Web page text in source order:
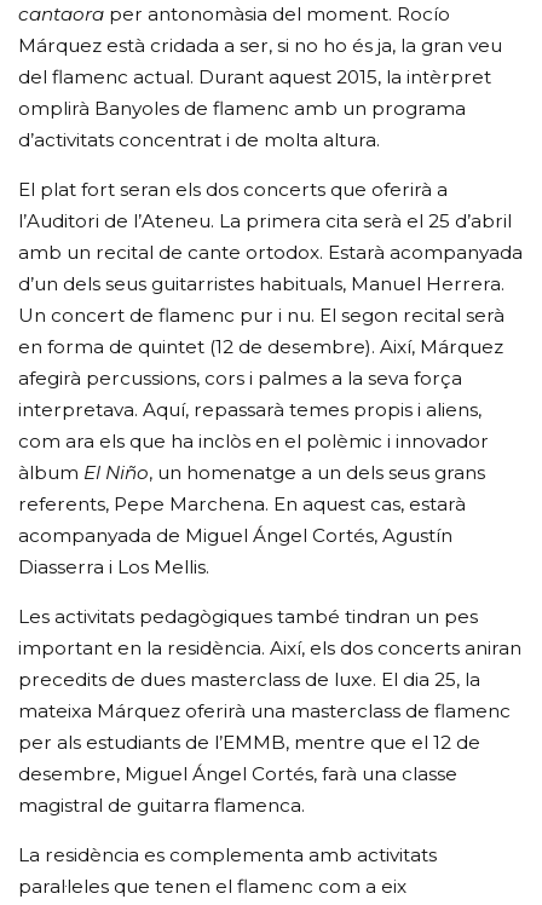
cantaora per antonomàsia del moment. Rocío
Márquez està cridada a ser, si no ho és ja, la gran veu
del flamenc actual. Durant aquest 2015, la intèrpret
omplirà Banyoles de flamenc amb un programa
d’activitats concentrat i de molta altura.
El plat fort seran els dos concerts que oferirà a
l’Auditori de l’Ateneu. La primera cita serà el 25 d’abril
amb un recital de cante ortodox. Estarà acompanyada
d’un dels seus guitarristes habituals, Manuel Herrera.
Un concert de flamenc pur i nu. El segon recital serà
en forma de quintet (12 de desembre). Així, Márquez
afegirà percussions, cors i palmes a la seva força
interpretava. Aquí, repassarà temes propis i aliens,
com ara els que ha inclòs en el polèmic i innovador
àlbum El Niño, un homenatge a un dels seus grans
referents, Pepe Marchena. En aquest cas, estarà
acompanyada de Miguel Ángel Cortés, Agustín
Diasserra i Los Mellis.
Les activitats pedagògiques també tindran un pes
important en la residència. Així, els dos concerts aniran
precedits de dues masterclass de luxe. El dia 25, la
mateixa Márquez oferirà una masterclass de flamenc
per als estudiants de l’EMMB, mentre que el 12 de
desembre, Miguel Ángel Cortés, farà una classe
magistral de guitarra flamenca.
La residència es complementa amb activitats
paral·leles que tenen el flamenc com a eix